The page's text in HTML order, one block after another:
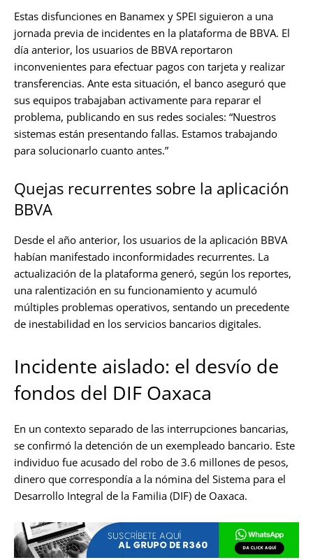
Estas disfunciones en Banamex y SPEI siguieron a una
jornada previa de incidentes en la plataforma de BBVA. El
día anterior, los usuarios de BBVA reportaron
inconvenientes para efectuar pagos con tarjeta y realizar
transferencias. Ante esta situación, el banco aseguró que
sus equipos trabajaban activamente para reparar el
problema, publicando en sus redes sociales: “Nuestros
sistemas están presentando fallas. Estamos trabajando
para solucionarlo cuanto antes.”
Quejas recurrentes sobre la aplicación
BBVA
Desde el año anterior, los usuarios de la aplicación BBVA
habían manifestado inconformidades recurrentes. La
actualización de la plataforma generó, según los reportes,
una ralentización en su funcionamiento y acumuló
múltiples problemas operativos, sentando un precedente
de inestabilidad en los servicios bancarios digitales.
Incidente aislado: el desvío de
fondos del DIF Oaxaca
En un contexto separado de las interrupciones bancarias,
se confirmó la detención de un exempleado bancario. Este
individuo fue acusado del robo de 3.6 millones de pesos,
dinero que correspondía a la nómina del Sistema para el
Desarrollo Integral de la Familia (DIF) de Oaxaca.